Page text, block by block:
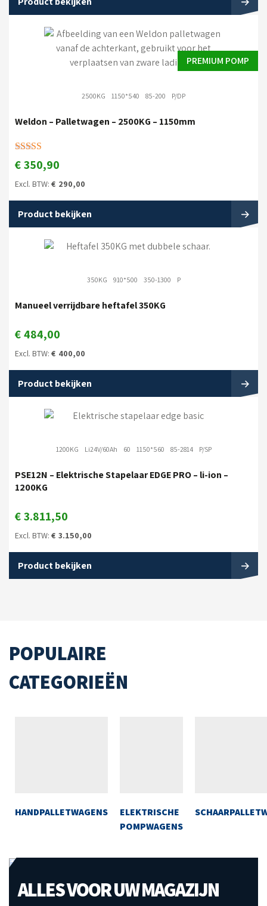
PREMIUM POMP
2500KG 1150*540 85-200 P/DP
Weldon – Palletwagen – 2500KG – 1150mm
Gewaardeerd
4.00uit 5
€350,90
Excl. BTW: € 290,00
Product bekijken
350KG 910*500 350-1300 P
Manueel verrijdbare heftafel 350KG
€484,00
Excl. BTW: € 400,00
Product bekijken
1200KG Li24V/60Ah 60 1150*560 85-2814 P/SP
PSE12N – Elektrische Stapelaar EDGE PRO – li-ion –
1200KG
€3.811,50
Excl. BTW: € 3.150,00
Product bekijken
POPULAIRE
CATEGORIEËN
HANDPALLETWAGENS
ELEKTRISCHE
POMPWAGENS
ALLES VOOR UW MAGAZIJN